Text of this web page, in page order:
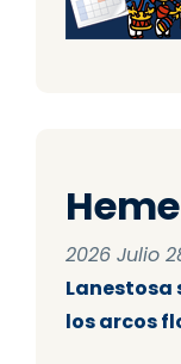
2026 Julio
Lanestosa
los arcos